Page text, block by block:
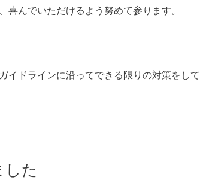
喜んでいただけるよう努めて参ります。
イドラインに沿ってできる限りの対策をし
した